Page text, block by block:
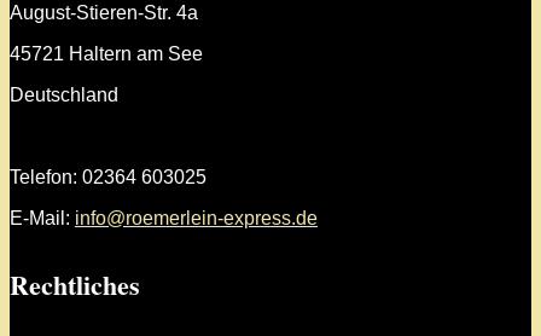
August-Stieren-Str. 4a
45721 Haltern am See
Deutschland
Telefon: 02364 603025
E-Mail: info@roemerlein-express.de
Rechtliches